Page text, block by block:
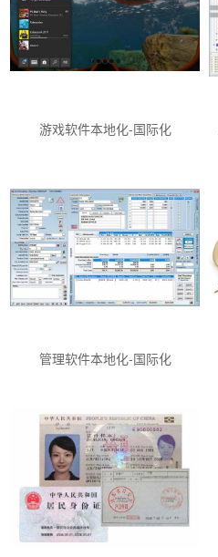
游戏软件本地化-国际化
管理软件本地化-国际化